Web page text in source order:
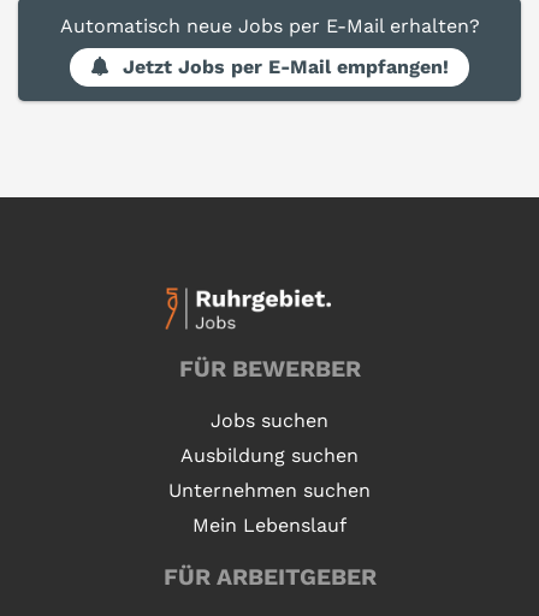
Automatisch neue Jobs per E-Mail erhalten?
Jetzt Jobs per E-Mail empfangen!
FÜR BEWERBER
Jobs suchen
Ausbildung suchen
Unternehmen suchen
Mein Lebenslauf
FÜR ARBEITGEBER